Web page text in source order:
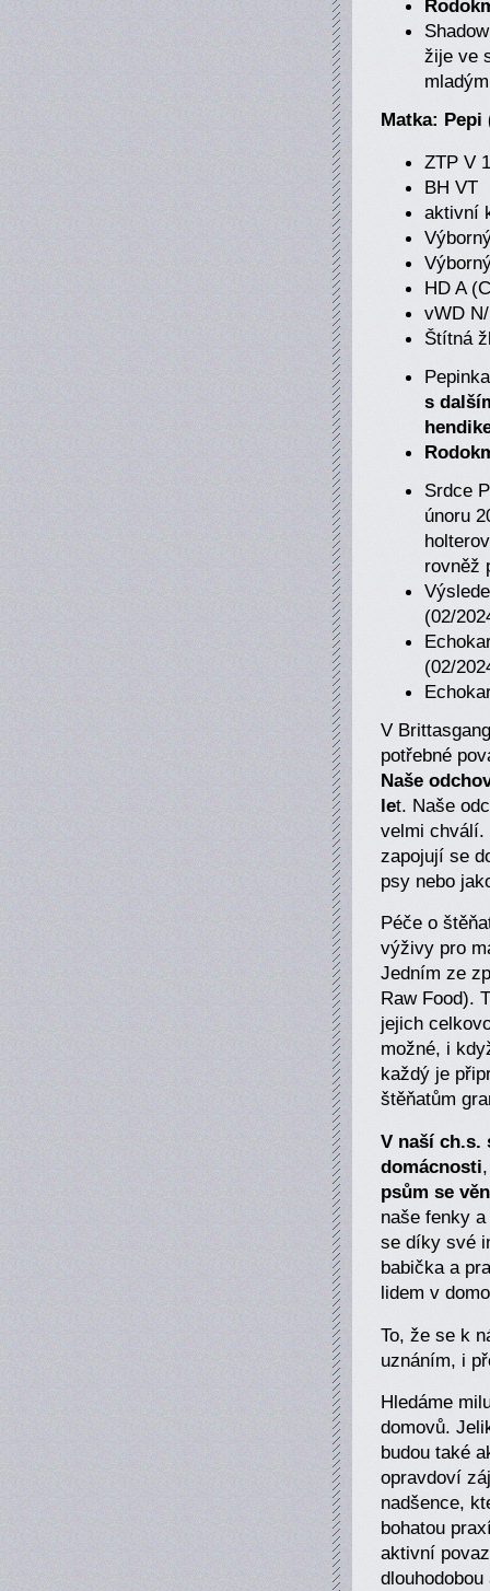
žije ve
Matka: Pepi
ZTP V
BH VT
aktivní
HD A
vWD
Štítná
s
Srdce
únoru
rovněž
(02/
(02/
V
potřebné
Naše
let. Naše
velmi chválí.
zapojují se
psy nebo
Péče o
výživy pro
Jedním ze
Raw Food).
jejich
možné, i
každý je
štěňatům
V naší ch.s.
domácnosti
psům se
naše fenky
se díky své
babička a
lidem v
To, že se k
uznáním, i
Hledáme
domovů.
budou také
opravdoví
nadšence,
bohatou
aktivní